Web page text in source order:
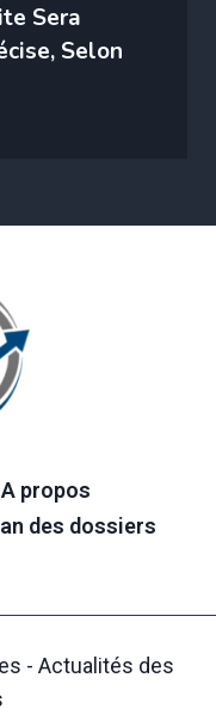
Sera
Selon
A propos
des dossiers
- Actualités des